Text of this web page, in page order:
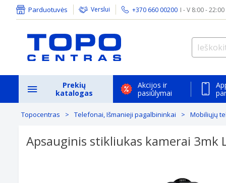
Parduotuvės Verslui +370 660 00200 I - V 8:00 - 22:00
Prekių
katalogas
Akcijos ir
pasiūlymai
Topocentras Telefonai, Išmanieji pagalbininkai Mobiliųjų
Apsauginis stikliukas kamerai 3mk